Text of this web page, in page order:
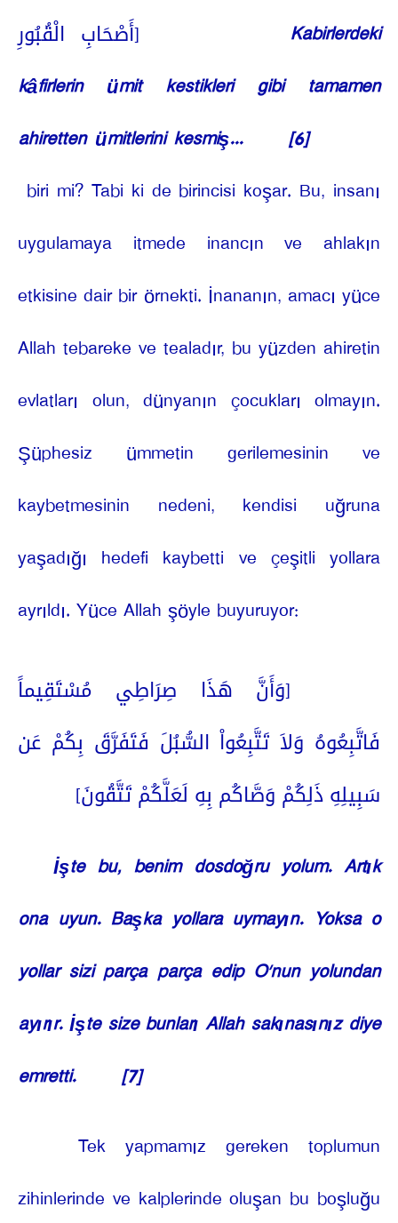
أَصْحَابِ الْقُبُورِ]
Kabirlerdeki
kâfirlerin ümit kestikleri gibi tamamen
ahiretten ümitlerini kesmiş...
[6]
biri mi? Tabi ki de birincisi koşar. Bu, insanı
uygulamaya itmede inancın ve ahlakın
etkisine dair bir örnekti. İnananın, amacı yüce
Allah tebareke ve tealadır, bu yüzden ahiretin
evlatları olun, dünyanın çocukları olmayın.
Şüphesiz ümmetin gerilemesinin ve
kaybetmesinin nedeni, kendisi uğruna
yaşadığı hedefi kaybetti ve çeşitli yollara
ayrıldı. Yüce Allah şöyle buyuruyor:
[وَأَنَّ هَذَا صِرَاطِي مُسْتَقِيماً
فَاتَّبِعُوهُ وَلاَ تَتَّبِعُواْ السُّبُلَ فَتَفَرَّقَ بِكُمْ عَن
سَبِيلِهِ ذَلِكُمْ وَصَّاكُم بِهِ لَعَلَّكُمْ تَتَّقُونَ]
İşte bu, benim dosdoğru yolum. Artık
ona uyun. Başka yollara uymayın. Yoksa o
yollar sizi parça parça edip O’nun yolundan
ayırır. İşte size bunları Allah sakınasınız diye
emretti.
[7]
Tek yapmamız gereken toplumun
zihinlerinde ve kalplerinde oluşan bu boşluğu